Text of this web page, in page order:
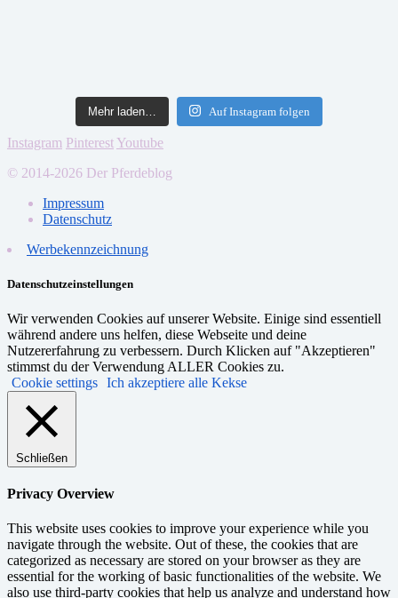
Mehr laden… Auf Instagram folgen
Instagram PinterestYoutube
© 2014-2026 Der Pferdeblog
Impressum
Datenschutz
Werbekennzeichnung
Datenschutzeinstellungen
Wir verwenden Cookies auf unserer Website. Einige sind essentiell
während andere uns helfen, diese Webseite und deine
Nutzererfahrung zu verbessern. Durch Klicken auf "Akzeptieren"
stimmst du der Verwendung ALLER Cookies zu.
Cookie settings Ich akzeptiere alle Kekse
Schließen
Privacy Overview
This website uses cookies to improve your experience while you
navigate through the website. Out of these, the cookies that are
categorized as necessary are stored on your browser as they are
essential for the working of basic functionalities of the website. We
also use third-party cookies that help us analyze and understand how